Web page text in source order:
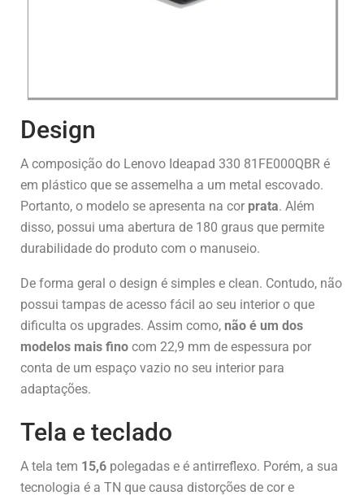
Design
A composição do Lenovo Ideapad 330 81FE000QBR é
em plástico que se assemelha a um metal escovado.
Portanto, o modelo se apresenta na cor prata. Além
disso, possui uma abertura de 180 graus que permite
durabilidade do produto com o manuseio.
De forma geral o design é simples e clean. Contudo, não
possui tampas de acesso fácil ao seu interior o que
dificulta os upgrades. Assim como, não é um dos
modelos mais fino com 22,9 mm de espessura por
conta de um espaço vazio no seu interior para
adaptações.
Tela e teclado
A tela tem 15,6 polegadas e é antirreflexo. Porém, a sua
tecnologia é a TN que causa distorções de cor e